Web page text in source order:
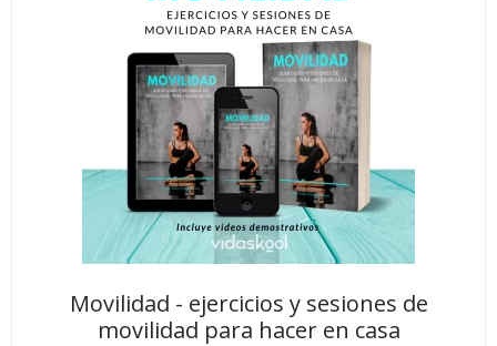
Movilidad - ejercicios y sesiones de
movilidad para hacer en casa